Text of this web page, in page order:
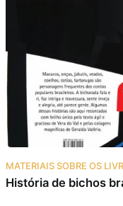
Listas
Como ler?
Na escola
Na família
MATERIAIS SOBRE OS
História de bichos